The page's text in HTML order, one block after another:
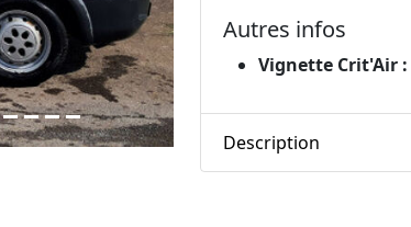
Autres infos
Vignette Crit'Air :
Description